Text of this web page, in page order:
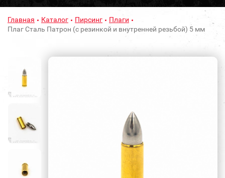
Главная Каталог Пирсинг
Плаги
Плаг Сталь Патрон (с резинкой и внутренней резьбой) 5 мм